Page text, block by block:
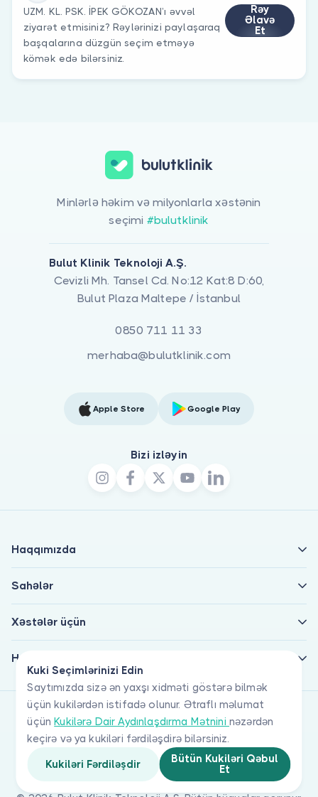
UZM. KL. PSK. İPEK GÖKOZAN’ı əvvəl
ziyarət etmisiniz? Rəylərinizi paylaşaraq
başqalarına düzgün seçim etməyə
kömək edə bilərsiniz.
Rəy
Əlavə
Et
Kuki Seçimlərinizi Edin
Saytımızda sizə ən yaxşı xidməti göstərə bilmək
üçün kukilərdən istifadə olunur. Ətraflı məlumat
üçünKukilərə Dair Aydınlaşdırma Mətnini nəzərdən
keçirə və ya kukiləri fərdiləşdirə bilərsiniz.
Kukiləri Fərdiləşdir
Bütün Kukiləri Qəbul
Et
Minlərlə həkim və milyonlarla xəstənin
seçimi #bulutklinik
Bulut Klinik Teknoloji A.Ş.
Cevizli Mh. Tansel Cd. No:12 Kat:8 D:60,
Bulut Plaza Maltepe / İstanbul
0850 711 11 33
merhaba@bulutklinik.com
Apple Store Google Play
Bizi izləyin
Haqqımızda
Sahələr
Xəstələr üçün
Həkimlər üçün